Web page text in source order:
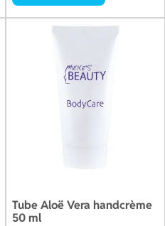
Tube Aloë Vera handcrème
50 ml